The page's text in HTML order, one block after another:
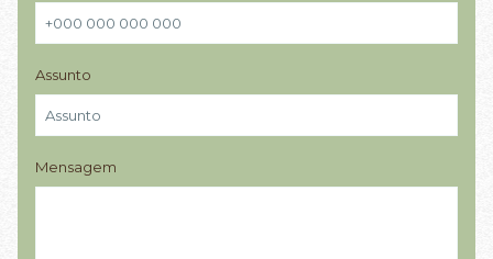
Assunto
Mensagem